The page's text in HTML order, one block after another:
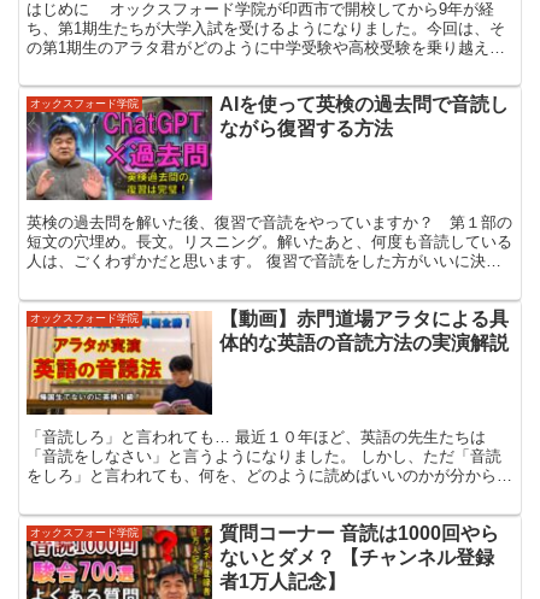
はじめに オックスフォード学院が印西市で開校してから9年が経
ち、第1期生たちが大学入試を受けるようになりました。今回は、そ
の第1期生のアラタ君がどのように中学受験や高校受験を乗り越え、
オックスフォード学院
AIを使って英検の過去問で音読し
ながら復習する方法
英検の過去問を解いた後、復習で音読をやっていますか？ 第１部の
短文の穴埋め。長文。リスニング。解いたあと、何度も音読している
人は、ごくわずかだと思います。 復習で音読をした方がいいに決ま
オックスフォード学院
【動画】赤門道場アラタによる具
体的な英語の音読方法の実演解説
「音読しろ」と言われても… 最近１０年ほど、英語の先生たちは
「音読をしなさい」と言うようになりました。 しかし、ただ「音読
をしろ」と言われても、何を、どのように読めばいいのかが分からな
オックスフォード学院
質問コーナー 音読は1000回やら
ないとダメ？ 【チャンネル登録
者1万人記念】